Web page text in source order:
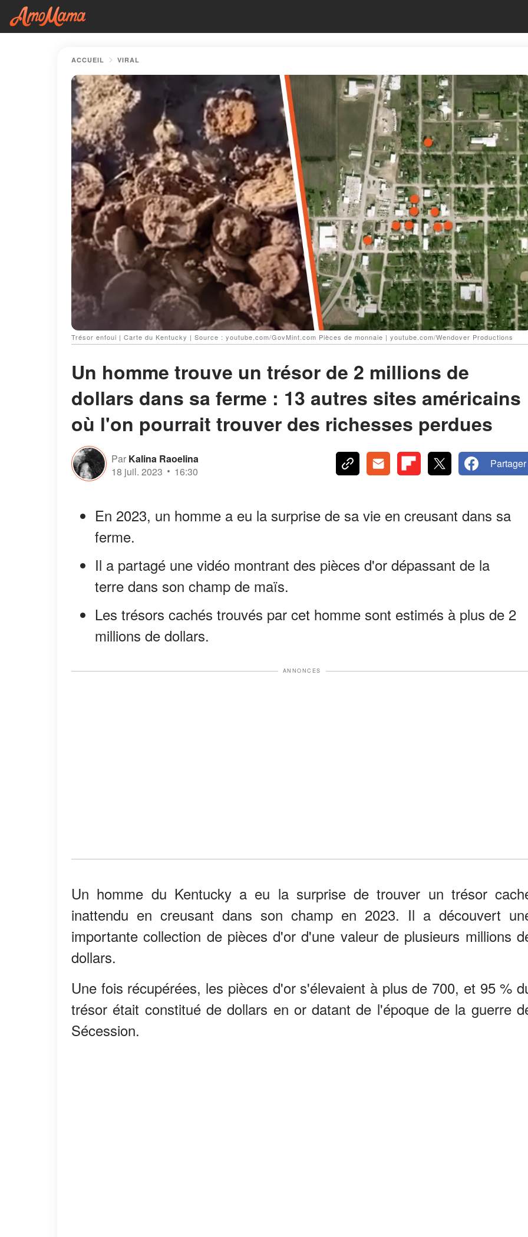
ACCUEIL VIRAL
Trésor enfoui | Carte du Kentucky | Source : youtube.com/GovMint.com Pièces de monnaie | youtube.com/Wendover Productions
Un homme trouve un trésor de 2 millions de
dollars dans sa ferme : 13 autres sites américains
où l'on pourrait trouver des richesses perdues
Par Kalina Raoelina
18 juil. 2023
16:30
Partager
En 2023, un homme a eu la surprise de sa vie en creusant dans sa
ferme.
Il a partagé une vidéo montrant des pièces d'or dépassant de la
terre dans son champ de maïs.
Les trésors cachés trouvés par cet homme sont estimés à plus de 2
millions de dollars.
ANNONCES
Un homme du Kentucky a eu la surprise de trouver un trésor
inattendu en creusant dans son champ en 2023. Il a découvert
importante collection de pièces d'or d'une valeur de plusieurs millions
dollars.
Une fois récupérées, les pièces d'or s'élevaient à plus de 700, et 95 %
trésor était constitué de dollars en or datant de l'époque de la guerre
Sécession.